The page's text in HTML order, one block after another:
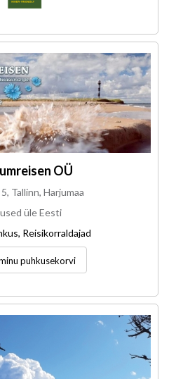
OÜ
Tallinn, Harjumaa
üle Eesti
Reisikorraldajad
puhkusekorvi